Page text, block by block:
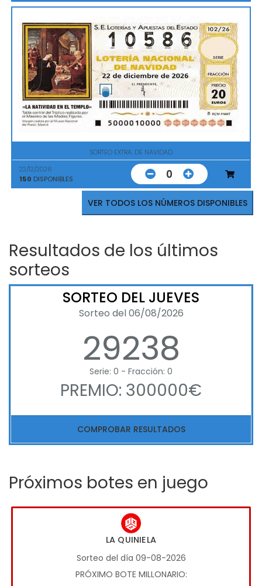
SORTEO EXTRA. DE NAVIDAD
22/12/2026
150 DISPONIBLES 0
VER TODOS LOS NÚMEROS DISPONIBLES
Resultados de los últimos
sorteos
SORTEO DEL JUEVES
Sorteo del 06/08/2026
29238
Serie: 0 - Fracción: 0
PREMIO: 300000€
COMPROBAR RESULTADOS
Próximos botes en juego
LA QUINIELA
Sorteo del día 09-08-2026
PRÓXIMO BOTE MILLONARIO: